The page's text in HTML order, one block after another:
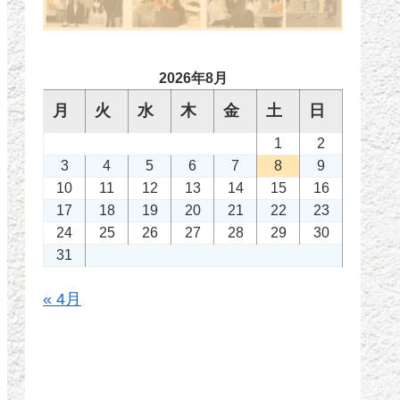
2026年8月
月 火 水 木 金 土 日
1
2
3
4 5 6 7 8
9
10
11 12 13 14 15
16
17
18 19 20 21 22
23
24
25 26 27 28 29
30
31
« 4月